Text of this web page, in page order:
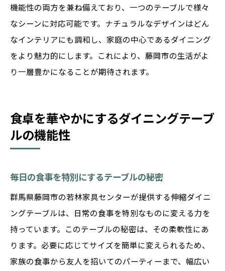
機能性の両方を兼ね備えており、一つのテーブルで様々
なシーンに対応可能です。ナチュラルなデザインはどん
なインテリアにも調和し、家庭の中心であるダイニング
をより魅力的にします。これにより、藤岡市の生活がよ
り一層豊かになることが期待されます。
食卓を華やかにするダイニングテーブ
ルの機能性
毎日の食事を特別にするテーブルの秘密
群馬県藤岡市の若林家具センターが提供する伸縮ダイニ
ングテーブルは、日常の食事を特別なものに変える力を
持っています。このテーブルの秘密は、その柔軟性にあ
ります。必要に応じてサイズを簡単に変えられるため、
家族の食事から友人を招いてのパーティーまで、幅広い